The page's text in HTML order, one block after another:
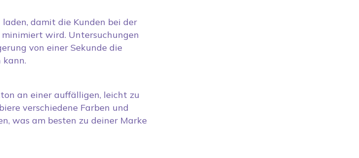
damit die Kunden bei der
wird. Untersuchungen
von einer Sekunde die
kann.
an einer auffälligen, leicht zu
verschiedene Farben und
was am besten zu deiner Marke